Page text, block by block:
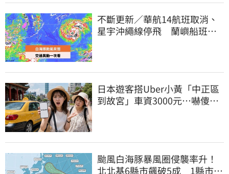
不斷更新／華航14航班取消、
星宇沖繩線停飛 蘭嶼船班停3
日本遊客搭Uber小黃「中正區
到故宮」車資3000元…嚇傻：
颱風白海豚暴風圈侵襲率升！
北北基6縣市飆破5成 1縣市